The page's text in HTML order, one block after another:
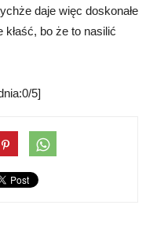
daje więc doskonałe
bo że to nasilić
5]